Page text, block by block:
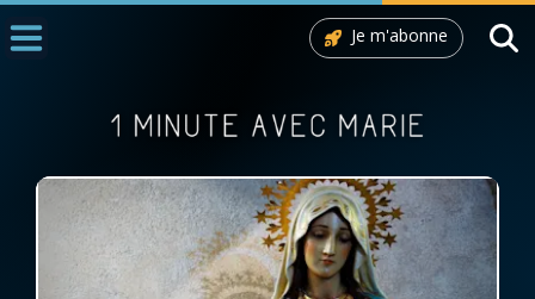
1000 Raisons de Croire
Je m'abonne